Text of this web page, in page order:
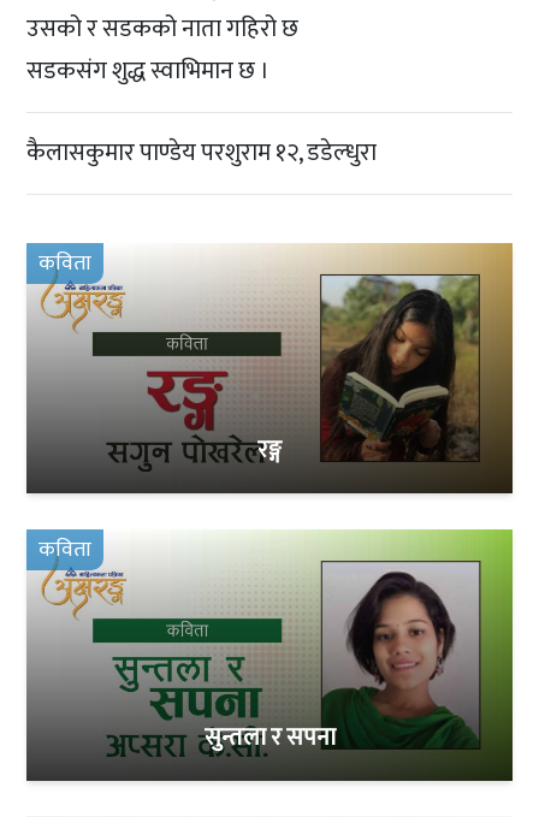
उसको र सडकको नाता गहिरो छ
सडकसंग शुद्ध स्वाभिमान छ ।
कैलासकुमार पाण्डेय परशुराम १२, डडेल्धुरा
कविता
रङ्ग
कविता
सुन्तला र सपना